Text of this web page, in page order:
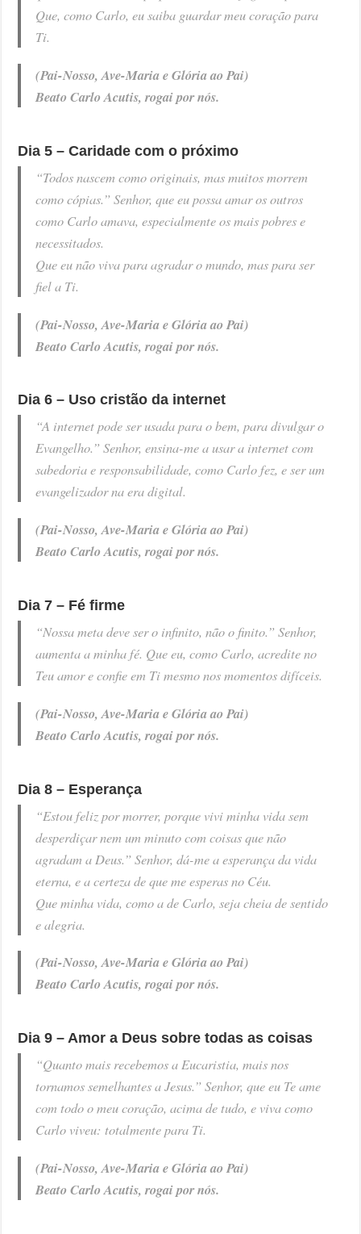
Que, como Carlo, eu saiba guardar meu coração para
Ti.
(Pai-Nosso, Ave-Maria e Glória ao Pai)
Beato Carlo Acutis, rogai por nós.
Dia 5 – Caridade com o próximo
“Todos nascem como originais, mas muitos morrem
como cópias.” Senhor, que eu possa amar os outros
como Carlo amava, especialmente os mais pobres e
necessitados.
Que eu não viva para agradar o mundo, mas para ser
fiel a Ti.
(Pai-Nosso, Ave-Maria e Glória ao Pai)
Beato Carlo Acutis, rogai por nós.
Dia 6 – Uso cristão da internet
“A internet pode ser usada para o bem, para divulgar o
Evangelho.” Senhor, ensina-me a usar a internet com
sabedoria e responsabilidade, como Carlo fez, e ser um
evangelizador na era digital.
(Pai-Nosso, Ave-Maria e Glória ao Pai)
Beato Carlo Acutis, rogai por nós.
Dia 7 – Fé firme
“Nossa meta deve ser o infinito, não o finito.” Senhor,
aumenta a minha fé. Que eu, como Carlo, acredite no
Teu amor e confie em Ti mesmo nos momentos difíceis.
(Pai-Nosso, Ave-Maria e Glória ao Pai)
Beato Carlo Acutis, rogai por nós.
Dia 8 – Esperança
“Estou feliz por morrer, porque vivi minha vida sem
desperdiçar nem um minuto com coisas que não
agradam a Deus.” Senhor, dá-me a esperança da vida
eterna, e a certeza de que me esperas no Céu.
Que minha vida, como a de Carlo, seja cheia de sentido
e alegria.
(Pai-Nosso, Ave-Maria e Glória ao Pai)
Beato Carlo Acutis, rogai por nós.
Dia 9 – Amor a Deus sobre todas as coisas
“Quanto mais recebemos a Eucaristia, mais nos
tornamos semelhantes a Jesus.” Senhor, que eu Te ame
com todo o meu coração, acima de tudo, e viva como
Carlo viveu: totalmente para Ti.
(Pai-Nosso, Ave-Maria e Glória ao Pai)
Beato Carlo Acutis, rogai por nós.